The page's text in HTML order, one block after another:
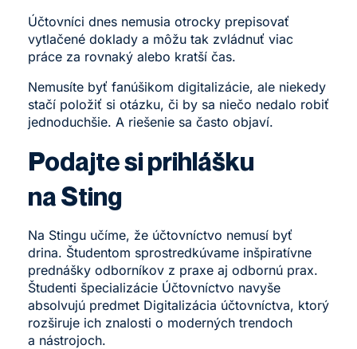
Účtovníci dnes nemusia otrocky prepisovať
vytlačené doklady a môžu tak zvládnuť viac
práce za rovnaký alebo kratší čas.
Nemusíte byť fanúšikom digitalizácie, ale niekedy
stačí položiť si otázku, či by sa niečo nedalo robiť
jednoduchšie. A riešenie sa často objaví.
Podajte si prihlášku
na Sting
Na Stingu učíme, že účtovníctvo nemusí byť
drina. Študentom sprostredkúvame inšpiratívne
prednášky odborníkov z praxe aj odbornú prax.
Študenti špecializácie Účtovníctvo navyše
absolvujú predmet Digitalizácia účtovníctva, ktorý
rozširuje ich znalosti o moderných trendoch
a nástrojoch.